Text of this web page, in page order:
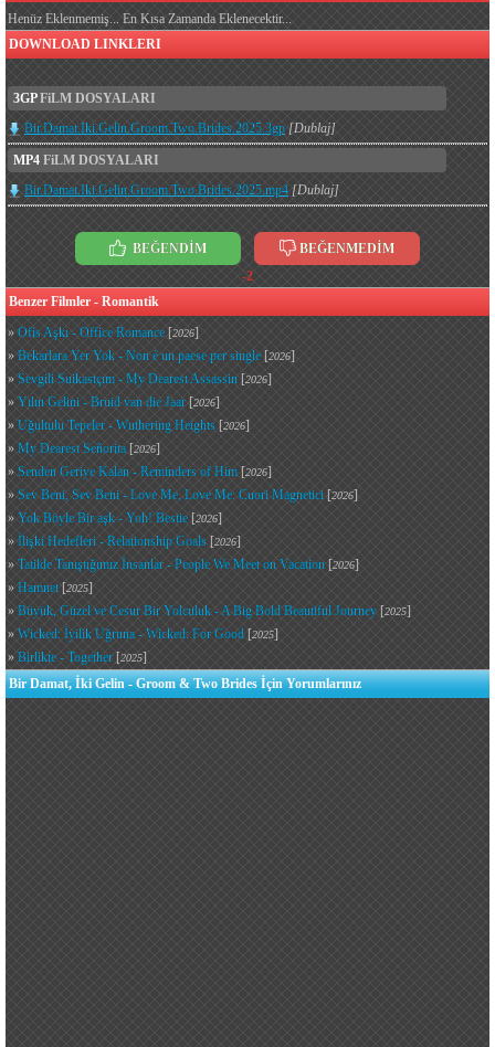
Henüz Eklenmemiş... En Kısa Zamanda Eklenecektir...
DOWNLOAD LINKLERI
3GPFiLM DOSYALARI
Bir.Damat.Iki.Gelin.Groom.Two.Brides.2025.3gp [Dublaj]
MP4 FiLM DOSYALARI
Bir.Damat.Iki.Gelin.Groom.Two.Brides.2025.mp4 [Dublaj]
BEĞENDİM
BEĞENMEDİM
-2
Benzer Filmler - Romantik
» Ofis Aşkı - Office Romance [2026]
» Bekarlara Yer Yok - Non è un paese per single [2026]
» Sevgili Suikastçım - My Dearest Assassin [2026]
» Yılın Gelini - Bruid van die Jaar [2026]
» Uğultulu Tepeler - Wuthering Heights [2026]
» My Dearest Señorita [2026]
» Senden Geriye Kalan - Reminders of Him [2026]
» Sev Beni, Sev Beni - Love Me, Love Me: Cuori Magnetici [2026]
» Yok Böyle Bir aşk - Yoh! Bestie [2026]
» İlişki Hedefleri - Relationship Goals [2026]
» Tatilde Tanıştığımız İnsanlar - People We Meet on Vacation [2026]
» Hamnet[2025]
» Büyük, Güzel ve Cesur Bir Yolculuk - A Big Bold Beautiful Journey [2025]
» Wicked: İyilik Uğruna - Wicked: For Good [2025]
» Birlikte - Together [2025]
Bir Damat, İki Gelin - Groom & Two Brides İçin Yorumlarınız